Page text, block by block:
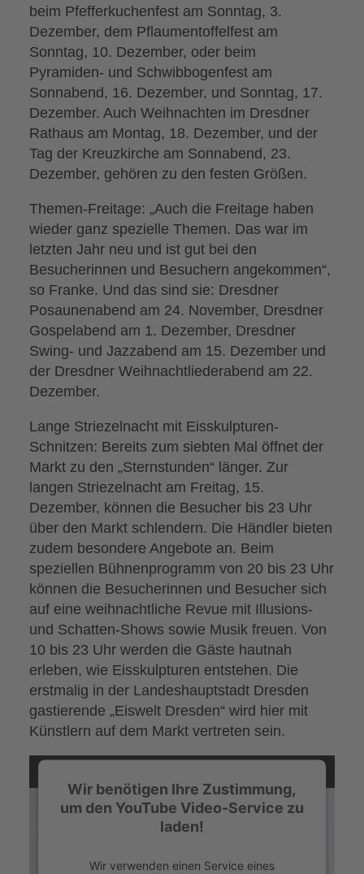
beim Pfefferkuchenfest am Sonntag, 3.
Dezember, dem Pflaumentoffelfest am
Sonntag, 10. Dezember, oder beim
Pyramiden- und Schwibbogenfest am
Sonnabend, 16. Dezember, und Sonntag, 17.
Dezember. Auch Weihnachten im Dresdner
Rathaus am Montag, 18. Dezember, und der
Tag der Kreuzkirche am Sonnabend, 23.
Dezember, gehören zu den festen Größen.
Themen-Freitage: „Auch die Freitage haben
wieder ganz spezielle Themen. Das war im
letzten Jahr neu und ist gut bei den
Besucherinnen und Besuchern angekommen“,
so Franke. Und das sind sie: Dresdner
Posaunenabend am 24. November, Dresdner
Gospelabend am 1. Dezember, Dresdner
Swing- und Jazzabend am 15. Dezember und
der Dresdner Weihnachtliederabend am 22.
Dezember.
Lange Striezelnacht mit Eisskulpturen-
Schnitzen: Bereits zum siebten Mal öffnet der
Markt zu den „Sternstunden“ länger. Zur
langen Striezelnacht am Freitag, 15.
Dezember, können die Besucher bis 23 Uhr
über den Markt schlendern. Die Händler bieten
zudem besondere Angebote an. Beim
speziellen Bühnenprogramm von 20 bis 23 Uhr
können die Besucherinnen und Besucher sich
auf eine weihnachtliche Revue mit Illusions-
und Schatten-Shows sowie Musik freuen. Von
10 bis 23 Uhr werden die Gäste hautnah
erleben, wie Eisskulpturen entstehen. Die
erstmalig in der Landeshauptstadt Dresden
gastierende „Eiswelt Dresden“ wird hier mit
Künstlern auf dem Markt vertreten sein.
Wir benötigen Ihre Zustimmung,
um den YouTube Video-Service zu
laden!
Wir verwenden einen Service eines